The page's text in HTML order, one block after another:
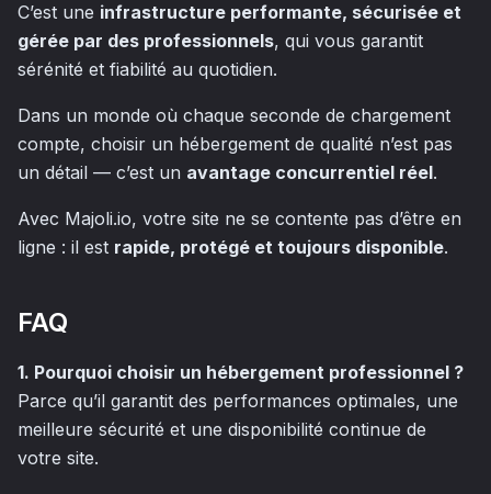
C’est une infrastructure performante, sécurisée et
gérée par des professionnels, qui vous garantit
sérénité et fiabilité au quotidien.
Dans un monde où chaque seconde de chargement
compte, choisir un hébergement de qualité n’est pas
un détail — c’est un avantage concurrentiel réel.
Avec Majoli.io, votre site ne se contente pas d’être en
ligne : il est rapide, protégé et toujours disponible.
FAQ
1. Pourquoi choisir un hébergement professionnel ?
Parce qu’il garantit des performances optimales, une
meilleure sécurité et une disponibilité continue de
votre site.